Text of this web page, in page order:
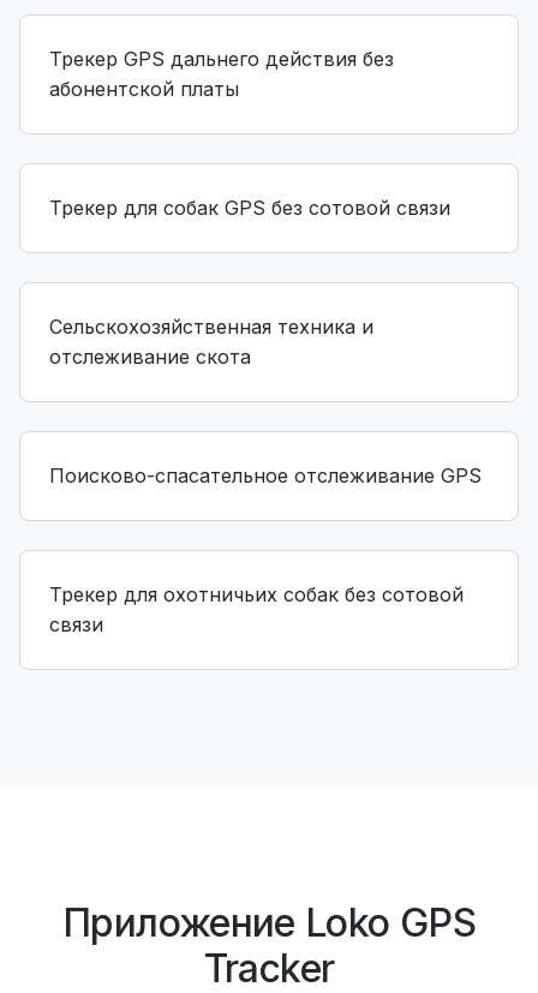
Трекер GPS дальнего действия без
абонентской платы
Трекер для собак GPS без сотовой связи
Сельскохозяйственная техника и
отслеживание скота
Поисково-спасательное отслеживание GPS
Трекер для охотничьих собак без сотовой
связи
Приложение Loko GPS
Tracker